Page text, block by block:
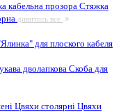
кабельна прозораСтяжка
дивитись все
для плоского кабеля
дволапковаСкоба для
Цвяхи столярні Цвяхи